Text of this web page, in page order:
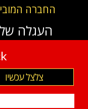
החברה
העגלה
צלצל עכשיו